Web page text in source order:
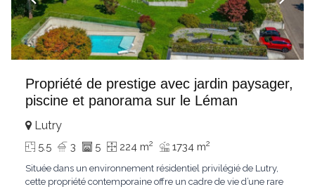
Propriété de prestige avec jardin paysager,
piscine et panorama sur le Léman
Lutry
5.5 3 5 224 m2 1734 m2
Située dans un environnement résidentiel privilégié de Lutry,
cette propriété contemporaine offre un cadre de vie d’une rare